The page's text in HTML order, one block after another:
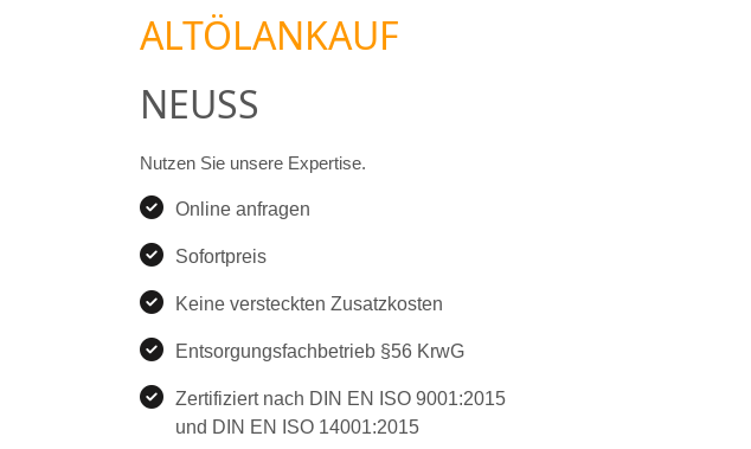
ALTÖLANKAUF
NEUSS
Nutzen Sie unsere Expertise.
Online anfragen
Sofortpreis
Keine versteckten Zusatzkosten
Entsorgungsfachbetrieb §56 KrwG
Zertifiziert nach DIN EN ISO 9001:2015
und DIN EN ISO 14001:2015